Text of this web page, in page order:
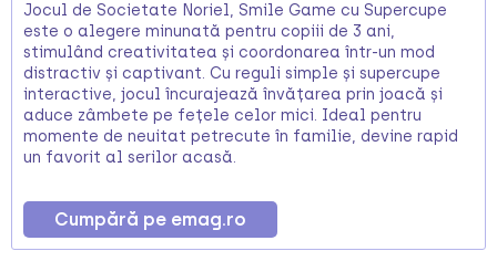
Jocul de Societate Noriel, Smile Game cu Supercupe
este o alegere minunată pentru copiii de 3 ani,
stimulând creativitatea și coordonarea într-un mod
distractiv și captivant. Cu reguli simple și supercupe
interactive, jocul încurajează învățarea prin joacă și
aduce zâmbete pe fețele celor mici. Ideal pentru
momente de neuitat petrecute în familie, devine rapid
un favorit al serilor acasă.
Cumpără pe emag.ro